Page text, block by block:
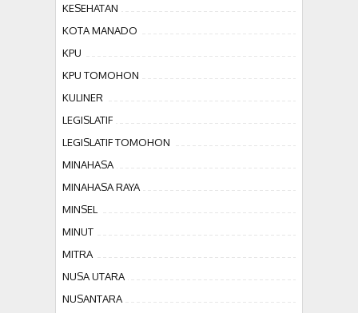
KESEHATAN
KOTA MANADO
KPU
KPU TOMOHON
KULINER
LEGISLATIF
LEGISLATIF TOMOHON
MINAHASA
MINAHASA RAYA
MINSEL
MINUT
MITRA
NUSA UTARA
NUSANTARA